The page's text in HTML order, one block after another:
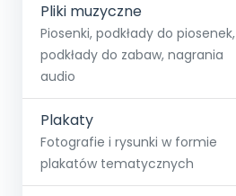
Pliki muzyczne
Piosenki, podkłady do piosenek,
podkłady do zabaw, nagrania
audio
Plakaty
Fotografie i rysunki w formie
plakatów tematycznych